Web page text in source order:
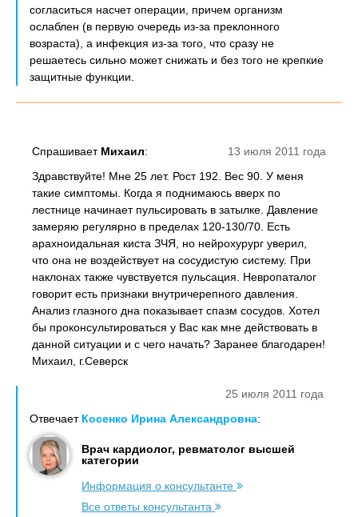
согласиться насчет операции, причем организм
ослаблен (в первую очередь из-за преклонного
возраста), а инфекция из-за того, что сразу не
решаетесь сильно может снижать и без того не крепкие
защитные функции.
13 июля 2011 года
Спрашивает Михаил:
Здравствуйте! Мне 25 лет. Рост 192. Вес 90. У меня
такие симптомы. Когда я поднимаюсь вверх по
лестнице начинает пульсировать в затылке. Давление
замеряю регулярно в пределах 120-130/70. Есть
арахноидальная киста ЗЧЯ, но нейрохурург уверил,
что она не воздействует на сосудистую систему. При
наклонах также чувствуется пульсация. Невропаталог
говорит есть признаки внутричерепного давления.
Анализ глазного дна показывает спазм сосудов. Хотел
бы проконсультироваться у Вас как мне действовать в
данной ситуации и с чего начать? Заранее благодарен!
Михаил, г.Северск
25 июля 2011 года
Отвечает Косенко Ирина Александровна:
Врач кардиолог, ревматолог высшей
категории
Информация о консультанте
Все ответы консультанта